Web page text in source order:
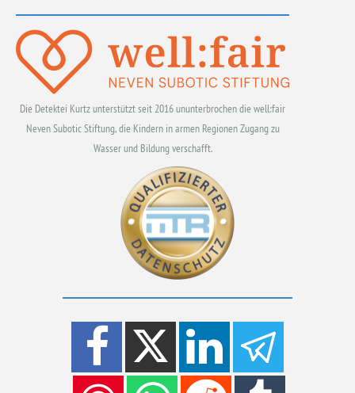
Die Detektei Kurtz unterstützt seit 2016 ununterbrochen die well:fair
Neven Subotic Stiftung, die Kindern in armen Regionen Zugang zu
Wasser und Bildung verschafft.